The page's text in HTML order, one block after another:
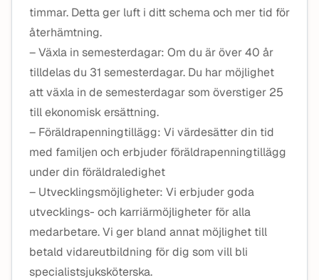
timmar. Detta ger luft i ditt schema och mer tid för
återhämtning.
– Växla in semesterdagar: Om du är över 40 år
tilldelas du 31 semesterdagar. Du har möjlighet
att växla in de semesterdagar som överstiger 25
till ekonomisk ersättning.
– Föräldrapenningtillägg: Vi värdesätter din tid
med familjen och erbjuder föräldrapenningtillägg
under din föräldraledighet
– Utvecklingsmöjligheter: Vi erbjuder goda
utvecklings- och karriärmöjligheter för alla
medarbetare. Vi ger bland annat möjlighet till
betald vidareutbildning för dig som vill bli
specialistsjuksköterska.